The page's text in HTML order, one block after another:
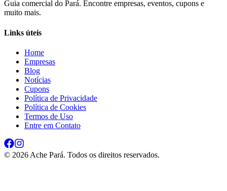
Guia comercial do Pará. Encontre empresas, eventos, cupons e
muito mais.
Links úteis
Home
Empresas
Blog
Notícias
Cupons
Política de Privacidade
Política de Cookies
Termos de Uso
Entre em Contato
© 2026 Ache Pará. Todos os direitos reservados.